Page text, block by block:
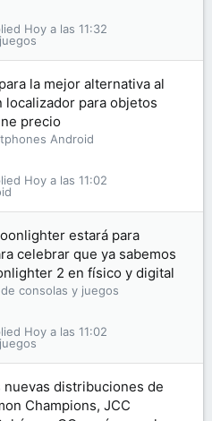
Hoy a las 11:32
la mejor alternativa al
localizador para objetos
precio
Android
Hoy a las 11:02
estará para
celebrar que ya sabemos
2 en físico y digital
consolas y juegos
Hoy a las 11:02
nuevas distribuciones de
Champions, JCC